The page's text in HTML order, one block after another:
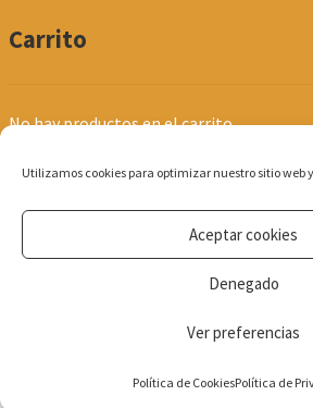
Utilizamos cookies para optimizar nuestro sitio web
Aceptar cookies
Denegado
Ver preferencias
Política de CookiesPolítica de
Carrito
No hay productos en el carrito.
© Produpel | Productos de Peluquería y